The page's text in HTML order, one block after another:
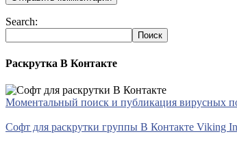
Search:
Раскрутка В Контакте
Моментальный поиск и публикация вирусных
Софт для раскрутки группы В Контакте Viking